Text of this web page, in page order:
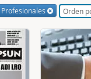
Profesionales